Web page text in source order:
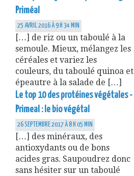
Priméal
25 AVRIL 2016 À 9 H 34 MIN
[…] de riz ou un taboulé à la
semoule. Mieux, mélangez les
céréales et variez les
couleurs, du taboulé quinoa et
épeautre à la salade de […]
Le top 10 des protéines végétales -
Primeal : le bio végétal
26 SEPTEMBRE 2017 À 8 H 05 MIN
[…] des minéraux, des
antioxydants ou de bons
acides gras. Saupoudrez donc
sans hésiter sur un taboulé